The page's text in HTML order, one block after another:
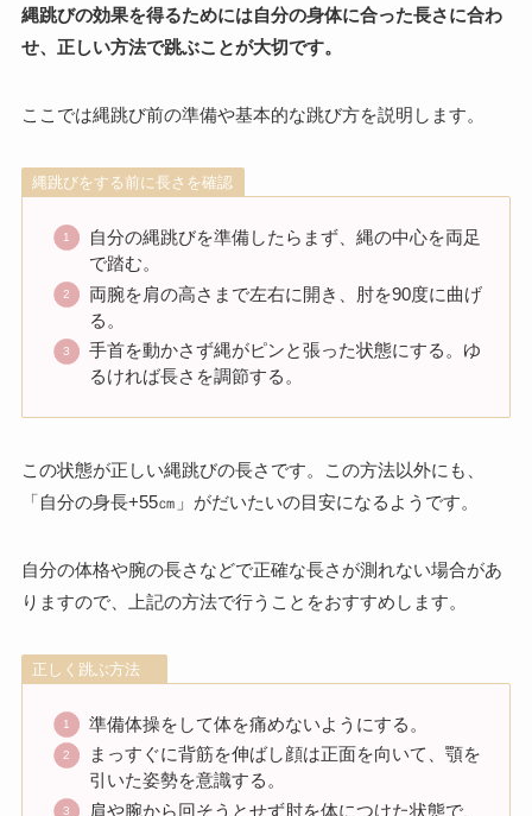
縄跳びの効果を得るためには自分の身体に合った長さに合わ
せ、正しい方法で跳ぶことが大切です。
ここでは縄跳び前の準備や基本的な跳び方を説明します。
縄跳びをする前に長さを確認
自分の縄跳びを準備したらまず、縄の中心を両足
で踏む。
両腕を肩の高さまで左右に開き、肘を90度に曲げ
る。
手首を動かさず縄がピンと張った状態にする。ゆ
るければ長さを調節する。
この状態が正しい縄跳びの長さです。この方法以外にも、
「自分の身長+55㎝」がだいたいの目安になるようです。
自分の体格や腕の長さなどで正確な長さが測れない場合があ
りますので、上記の方法で行うことをおすすめします。
正しく跳ぶ方法
準備体操をして体を痛めないようにする。
まっすぐに背筋を伸ばし顔は正面を向いて、顎を
引いた姿勢を意識する。
肩や腕から回そうとせず肘を体につけた状態で、